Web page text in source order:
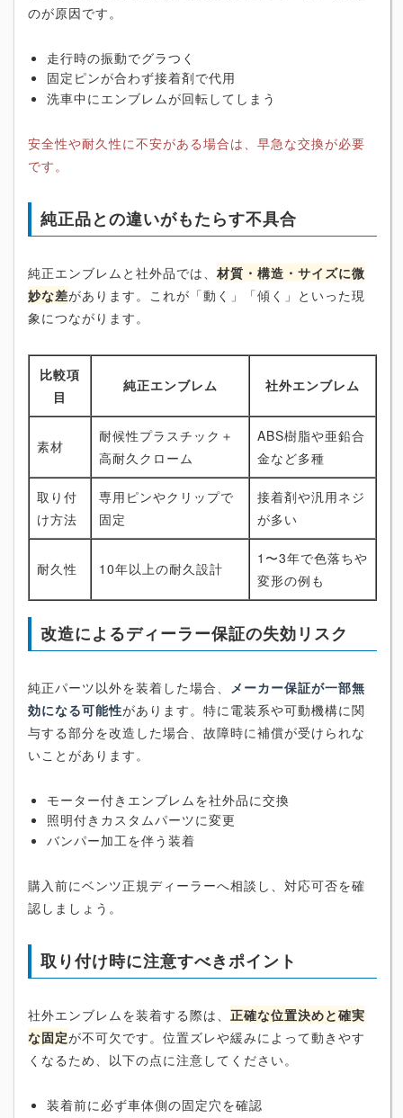
のが原因です。
走行時の振動でグラつく
固定ピンが合わず接着剤で代用
洗車中にエンブレムが回転してしまう
安全性や耐久性に不安がある場合は、早急な交換が必要
です。
純正品との違いがもたらす不具合
純正エンブレムと社外品では、 材質・構造・サイズに微
妙な差があります。これが「動く」「傾く」といった現
象につながります。
比較項
目
純正エンブレム 社外エンブレム
素材
耐候性プラスチック＋
高耐久クローム
ABS樹脂や亜鉛合
金など多種
取り付
け方法
専用ピンやクリップで
固定
接着剤や汎用ネジ
が多い
耐久性 10年以上の耐久設計
1〜3年で色落ちや
変形の例も
改造によるディーラー保証の失効リスク
純正パーツ以外を装着した場合、
メーカー保証が一部無
効になる可能性があります。特に電装系や可動機構に関
与する部分を改造した場合、故障時に補償が受けられな
いことがあります。
モーター付きエンブレムを社外品に交換
照明付きカスタムパーツに変更
バンパー加工を伴う装着
購入前にベンツ正規ディーラーへ相談し、対応可否を確
認しましょう。
取り付け時に注意すべきポイント
社外エンブレムを装着する際は、 正確な位置決めと確実
な固定が不可欠です。位置ズレや緩みによって動きやす
くなるため、以下の点に注意してください。
装着前に必ず車体側の固定穴を確認